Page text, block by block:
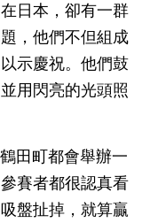
日本，卻有一群
，他們不但組成
示慶祝。他們鼓
用閃亮的光頭照
田町都會舉辦一
賽者都很認真看
盤扯掉，就算贏